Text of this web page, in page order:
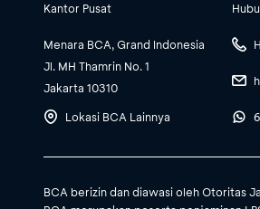
Kantor Pusat
Menara BCA, Grand Indonesia
Jl. MH Thamrin No. 1
Jakarta 10310
Lokasi BCA Lainnya
BCA berizin dan diawasi oleh Otoritas